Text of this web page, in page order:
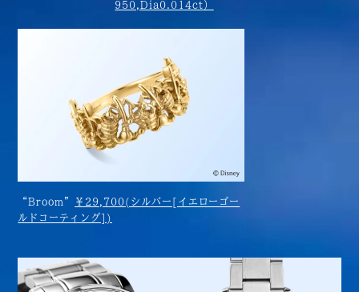
950,Dia0.014ct）
“Broom”
￥29,700(シルバー[イエローゴー
ルドコーティング])